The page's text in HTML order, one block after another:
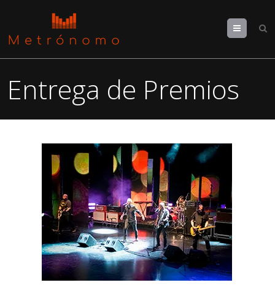
Menu
Entrega de Premios